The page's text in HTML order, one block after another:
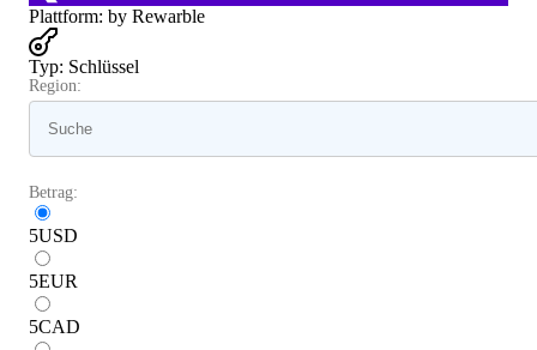
Plattform: by Rewarble
Typ: Schlüssel
Region:
Betrag:
5USD
5EUR
5CAD